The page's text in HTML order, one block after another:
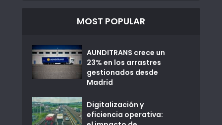
MOST POPULAR
AUNDITRANS crece un
23% en los arrastres
gestionados desde
Madrid
Digitalización y
eficiencia operativa: